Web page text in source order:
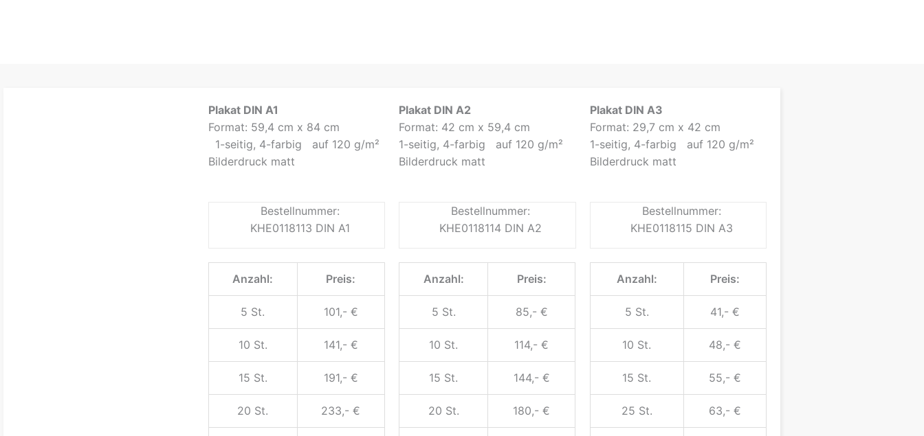
Plakat DIN A1
Format: 59,4 cm x 84 cm
1-seitig, 4-farbig auf 120 g/m²
Bilderdruck matt
Bestellnummer:
KHE0118113 DIN A1
Anzahl: Preis:
5 St. 101,- €
10 St. 141,- €
15 St. 191,- €
20 St. 233,- €
Plakat DIN A2
Format: 42 cm x 59,4 cm
1-seitig, 4-farbig auf 120 g/m²
Bilderdruck matt
Bestellnummer:
KHE0118114 DIN A2
Anzahl: Preis:
5 St. 85,- €
10 St. 114,- €
15 St. 144,- €
20 St. 180,- €
Plakat DIN A3
Format: 29,7 cm x 42 cm
1-seitig, 4-farbig auf 120 g/m²
Bilderdruck matt
Bestellnummer:
KHE0118115 DIN A3
Anzahl: Preis:
5 St. 41,- €
10 St. 48,- €
15 St. 55,- €
25 St. 63,- €